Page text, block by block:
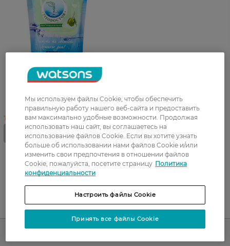
Крем-мыло смягчающее
Fitodoctor Оливки и
UA RU
Мы используем файлы Cookie, чтобы обеспечить
правильную работу нашего веб-сайта и предоставить
вам максимально удобные возможности. Продолжая
использовать наш сайт, вы соглашаетесь на
использование файлов Cookie. Если вы хотите узнать
больше об использовании нами файлов Cookie и/или
изменить свои предпочтения в отношении файлов
Cookie, пожалуйста, посетите страницу Политика
конфиденциальности
Настроить файлы Cookie
Принять все файлы Cookie